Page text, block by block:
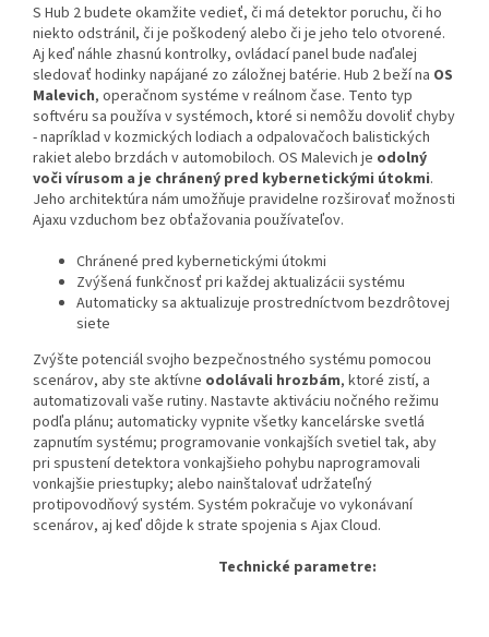
S Hub 2 budete okamžite vedieť, či má detektor poruchu, či ho
niekto odstránil, či je poškodený alebo či je jeho telo otvorené.
Aj keď náhle zhasnú kontrolky, ovládací panel bude naďalej
sledovať hodinky napájané zo záložnej batérie. Hub 2 beží na OS
Malevich, operačnom systéme v reálnom čase. Tento typ
softvéru sa používa v systémoch, ktoré si nemôžu dovoliť chyby
- napríklad v kozmických lodiach a odpalovačoch balistických
rakiet alebo brzdách v automobiloch. OS Malevich je odolný
voči vírusom a je chránený pred kybernetickými útokmi.
Jeho architektúra nám umožňuje pravidelne rozširovať možnosti
Ajaxu vzduchom bez obťažovania používateľov.
Chránené pred kybernetickými útokmi
Zvýšená funkčnosť pri každej aktualizácii systému
Automaticky sa aktualizuje prostredníctvom bezdrôtovej
siete
Zvýšte potenciál svojho bezpečnostného systému pomocou
scenárov, aby ste aktívne odolávali hrozbám, ktoré zistí, a
automatizovali vaše rutiny. Nastavte aktiváciu nočného režimu
podľa plánu; automaticky vypnite všetky kancelárske svetlá
zapnutím systému; programovanie vonkajších svetiel tak, aby
pri spustení detektora vonkajšieho pohybu naprogramovali
vonkajšie priestupky; alebo nainštalovať udržateľný
protipovodňový systém. Systém pokračuje vo vykonávaní
scenárov, aj keď dôjde k strate spojenia s Ajax Cloud.
Technické parametre: